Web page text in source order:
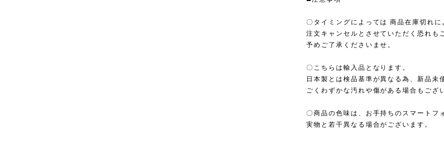
〇タイミングによっては 商品在庫切れに
注文キャンセルとさせていただく恐れも
予めご了承くださいませ。
〇こちらは輸入品となります。
日本製とは検品基準が異なる為、新品未
ごくわずかな汚れや傷がある場合もござ
〇商品の色味は、お手持ちのスマートフ
実物と若干異なる場合がございます。